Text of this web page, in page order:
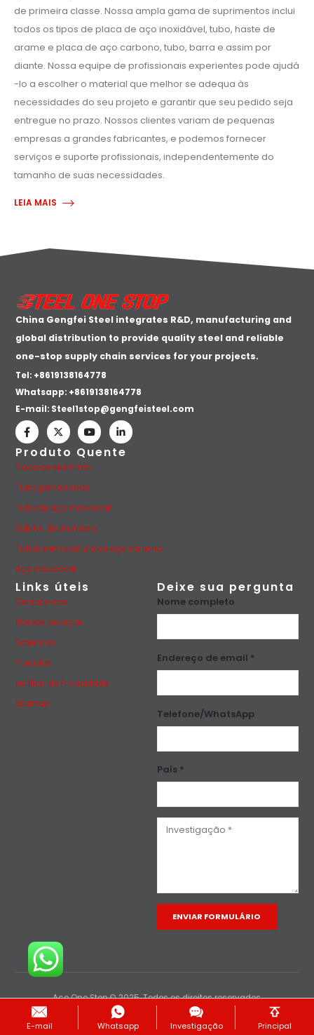
de primeira classe. Nossa ampla gama de suprimentos inclui
todos os tipos de placa de aço inoxidável, tubo, haste de
arame e placa de aço carbono, tubo, barra e assim por
diante. Nossa equipe de profissionais experientes pode ajudá
-lo a escolher o material que melhor se adequa às
necessidades do seu projeto e garantir que seu pedido seja
entregue no prazo. Nossos clientes variam de pequenas
empresas a grandes fabricantes, e podemos fornecer
serviços e suporte profissionais, independentemente do
tamanho de suas necessidades.
LEIA MAIS
E-mail Whatsapp Investigação Principal
China Gengfei Steel integrates R&D, manufacturing and
global distribution to provide quality steel and reliable
one-stop supply chain services for your projects.
Tel: +8619138164778
Whatsapp: +8619138164778
E-mail: Steel1stop@gengfeisteel.com
Produto Quente
Placa de alumínio
Tubo galvanizado
Tubo de aço inoxidável
Bobina de alumínio
Tubos sem costura de aço carbono
Aço inoxidável
Links úteis
Contate-nos
Nossos serviços
Sobre nós
Produtos
política de Privacidade
Sitemap
Deixe sua pergunta
Nome completo
Endereço de email *
Telefone/WhatsApp
País *
Aço One Stop © 2025. Todos os direitos reservados.